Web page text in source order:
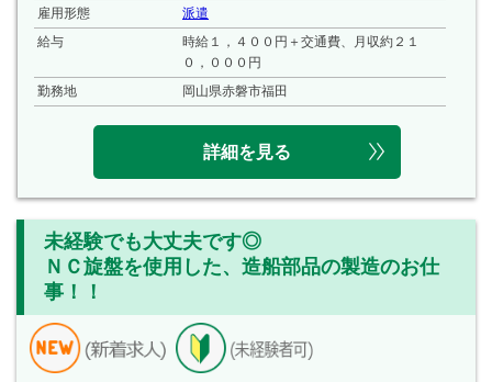
雇用形態
派遣
給与
時給１，４００円＋交通費、月収約２１
０，０００円
勤務地
岡山県赤磐市福田
詳細を見る
未経験でも大丈夫です◎
ＮＣ旋盤を使用した、造船部品の製造のお仕
事！！